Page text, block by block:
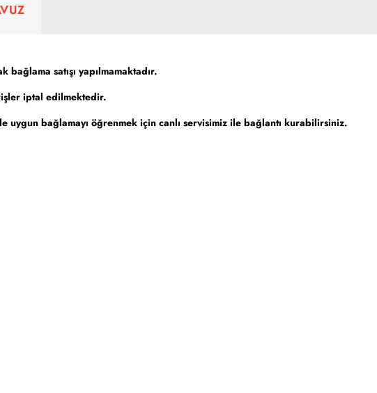
bağlama satışı yapılmamaktadır.
iptal edilmektedir.
uygun bağlamayı öğrenmek için canlı servisimiz ile bağlantı kurabilirsiniz.